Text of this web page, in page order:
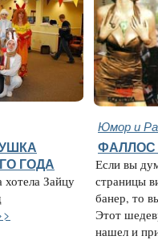
Юмор и
ГОДА
хотела Зайцу
ФАЛЛОС
Если вы
страницы
банер, то
Этот
нашел и